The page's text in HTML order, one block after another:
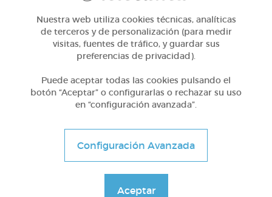
1º Primaria (6-7 años)
Inglés: people, family & job
Nuestra web utiliza cookies técnicas, analíticas
de terceros y de personalización (para medir
visitas, fuentes de tráfico, y guardar sus
preferencias de privacidad).
Puede aceptar todas las cookies pulsando el
botón “Aceptar” o configurarlas o rechazar su uso
en “configuración avanzada”.
Configuración Avanzada
Aceptar